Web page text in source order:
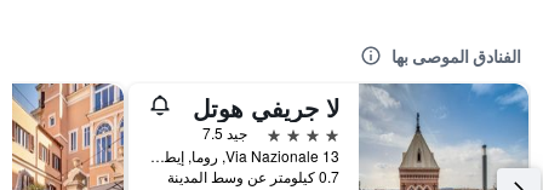
الفنادق الموصى بها
لا جريفي هوتل
4 نجوم
جيد 7.5
Via Nazionale 13, روما, إيطاليا
0.7 كيلومتر عن وسط المدينة